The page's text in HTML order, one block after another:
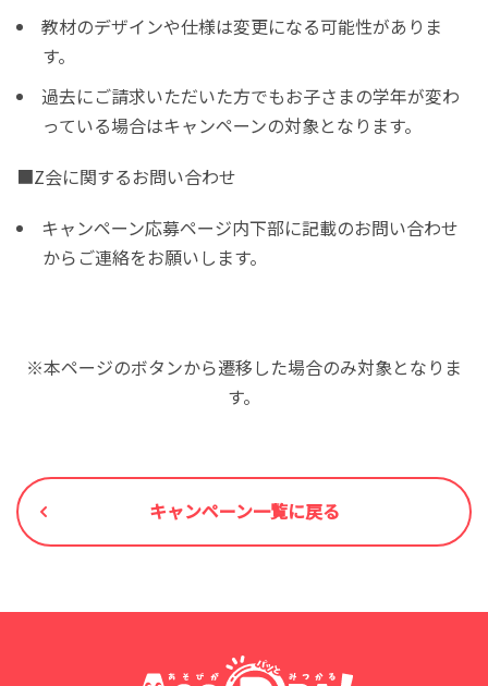
教材のデザインや仕様は変更になる可能性がありま
す。
過去にご請求いただいた方でもお子さまの学年が変わ
っている場合はキャンペーンの対象となります。
■Z会に関するお問い合わせ
キャンペーン応募ページ内下部に記載のお問い合わせ
からご連絡をお願いします。
※本ページのボタンから遷移した場合のみ対象となりま
す。
キャンペーン一覧に戻る